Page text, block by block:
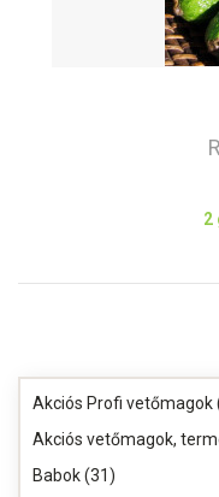
Akciós Profi vetőmagok
Akciós vetőmagok,
Babok (31)
2